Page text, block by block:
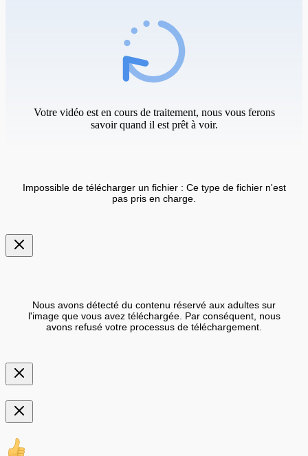
Votre vidéo est en cours de traitement, nous vous ferons
savoir quand il est prêt à voir.
Impossible de télécharger un fichier : Ce type de fichier n'est
pas pris en charge.
Nous avons détecté du contenu réservé aux adultes sur
l'image que vous avez téléchargée. Par conséquent, nous
avons refusé votre processus de téléchargement.